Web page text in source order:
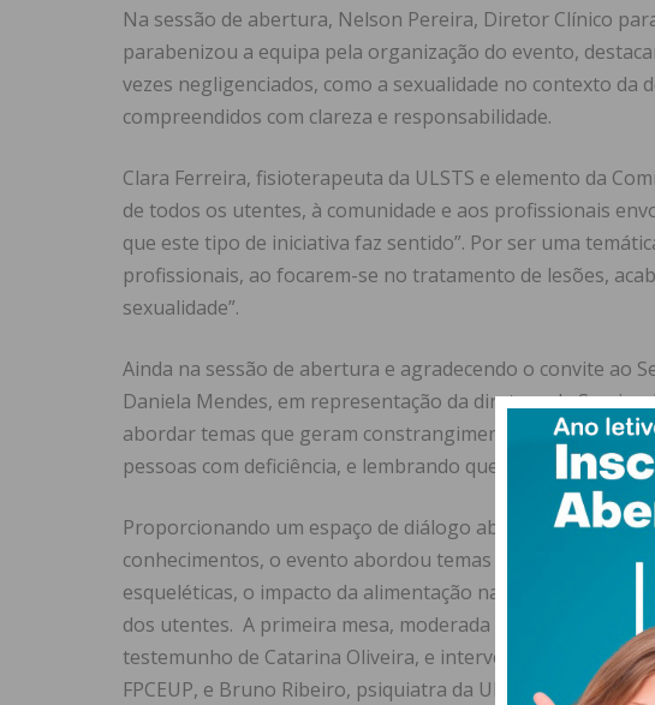
Na sessão de abertura, Nelson Pereira, Diretor Clínico
parabenizou a equipa pela organização do evento,
vezes negligenciados, como a sexualidade no contexto da
compreendidos com clareza e responsabilidade.
Clara Ferreira, fisioterapeuta da ULSTS e elemento da
de todos os utentes, à comunidade e aos profissionais
que este tipo de iniciativa faz sentido”. Por ser uma
profissionais, ao focarem-se no tratamento de lesões,
sexualidade”.
Ainda na sessão de abertura e agradecendo o convite ao
Daniela Mendes, em representação da diretora de
abordar temas que geram constrangimento, reforçando o
pessoas com deficiência, e lembrando que a sexualidade é
Proporcionando um espaço de diálogo aberto e
conhecimentos, o evento abordou temas como a
esqueléticas, o impacto da alimentação na saúde sexual e
dos utentes. A primeira mesa, moderada pela psicóloga
testemunho de Catarina Oliveira, e intervenções de
FPCEUP, e Bruno Ribeiro, psiquiatra da ULSTS. A sessão